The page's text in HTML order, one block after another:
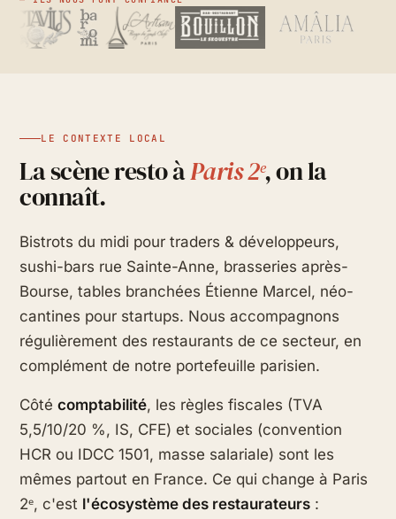
LE CONTEXTE LOCAL
La scène resto àParis 2ᵉ, on la
connaît.
Bistrots du midi pour traders & développeurs,
sushi-bars rue Sainte-Anne, brasseries après-
Bourse, tables branchées Étienne Marcel, néo-
cantines pour startups. Nous accompagnons
régulièrement des restaurants de ce secteur, en
complément de notre portefeuille parisien.
Côtécomptabilité, les règles fiscales (TVA
5,5/10/20 %, IS, CFE) et sociales (convention
HCR ou IDCC 1501, masse salariale) sont les
mêmes partout en France. Ce qui change à Paris
2ᵉ, c'est l'écosystème des restaurateurs :